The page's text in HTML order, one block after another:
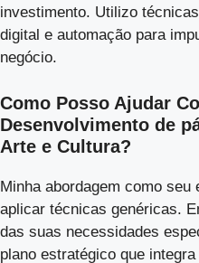
investimento. Utilizo
digital e automação para
negócio.
Como Posso Ajudar
Desenvolvimento de
Arte e Cultura?
Minha abordagem como
aplicar técnicas genéricas.
das suas necessidades
plano estratégico que